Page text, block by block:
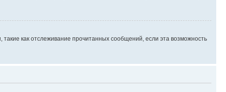
как отслеживание прочитанных сообщений, если эта возможность